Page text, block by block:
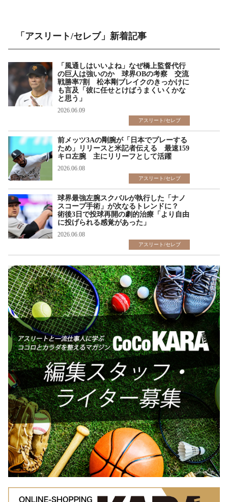
「アスリート/セレブ」新着記事
「風通しはいいよね」なぜ橋上監督代行
の巨人は強いのか 球界OBの考察 交流
戦勝率7割 松本剛ブレイクのきっかけに
も言及「彼に任せとけばうまくいくかな
と思う」
2026.06.09
アスリート/セレブ
前メッツ3Aの剛腕が「日本でプレーする
ため」リリースと米記者伝える 最速159
キロ左腕 主にリリーフとして活躍
2026.06.08
アスリート/セレブ
球界最強左腕スクバルが執行した「ナノ
スコープ手術」が次なるトレンドに？
術後3日で投球再開の劇的治療「より自由
に投げられる感覚があった」
2026.06.08
アスリート/セレブ